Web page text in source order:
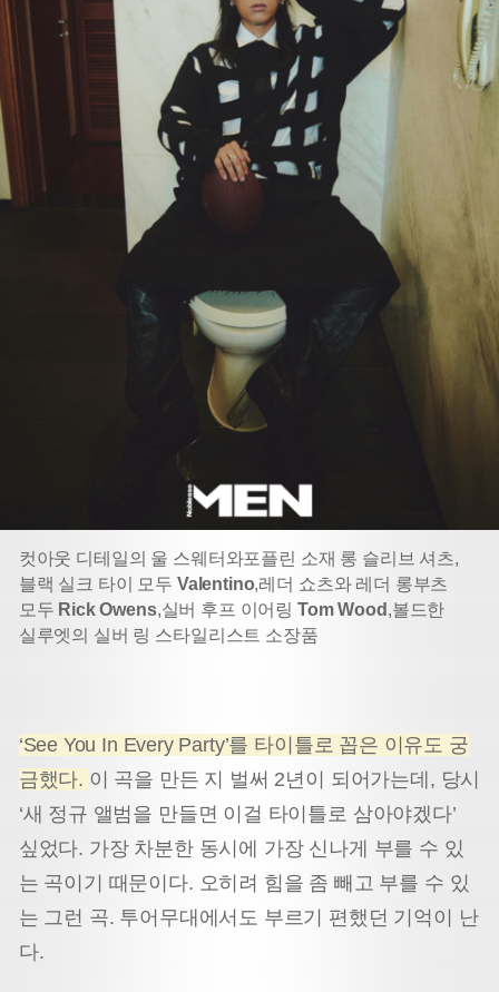
컷아웃 디테일의 울 스웨터와포플린 소재 롱 슬리브 셔츠,
블랙 실크 타이 모두 Valentino,레더 쇼츠와 레더 롱부츠
모두 Rick Owens,실버 후프 이어링Tom Wood ,볼드한
실루엣의 실버 링 스타일리스트 소장품
‘See You In Every Party’를 타이틀로 꼽은 이유도 궁
금했다. 이 곡을 만든 지 벌써 2년이 되어가는데, 당시
‘새 정규 앨범을 만들면 이걸 타이틀로 삼아야겠다’
싶었다. 가장 차분한 동시에 가장 신나게 부를 수 있
는 곡이기 때문이다. 오히려 힘을 좀 빼고 부를 수 있
는 그런 곡. 투어무대에서도 부르기 편했던 기억이 난
다.